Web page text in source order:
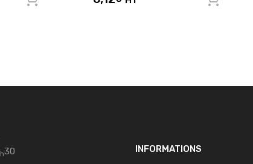
h30 INFORMATIONS